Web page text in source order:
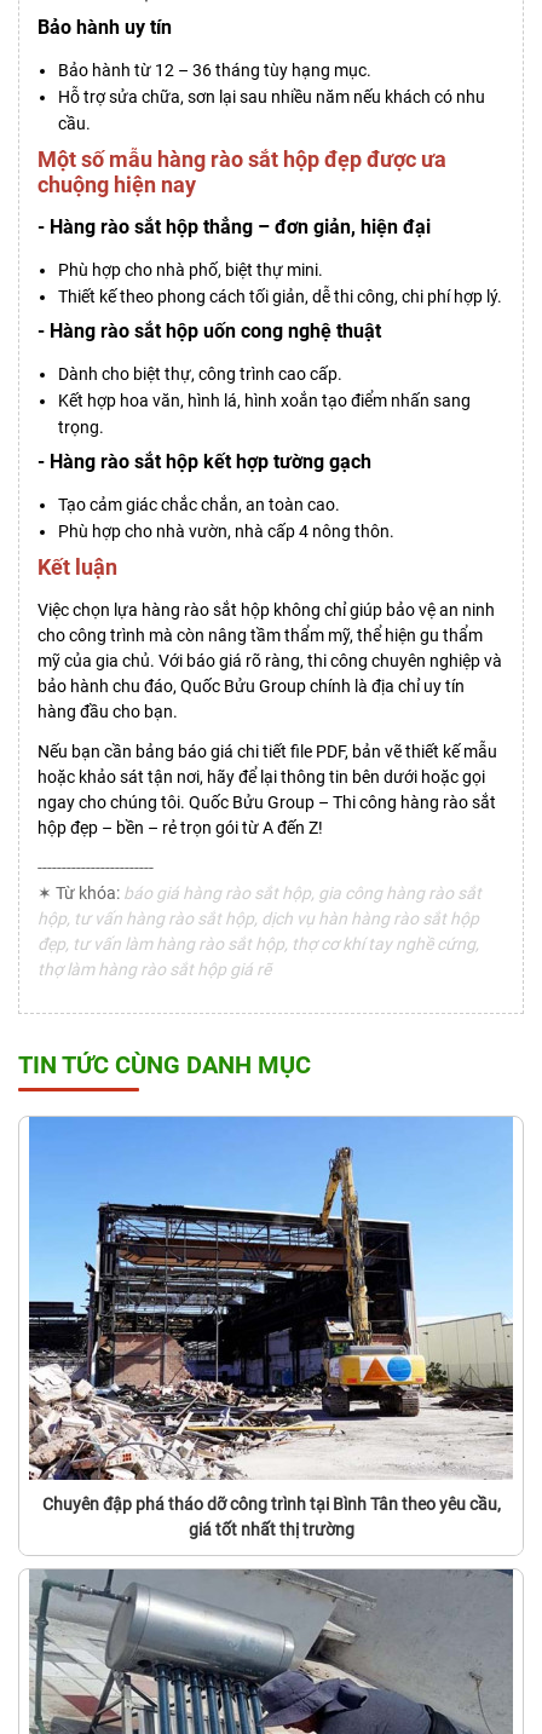
Bảo hành uy tín
Bảo hành từ 12 – 36 tháng tùy hạng mục.
Hỗ trợ sửa chữa, sơn lại sau nhiều năm nếu khách có nhu
cầu.
Một số mẫu hàng rào sắt hộp đẹp được ưa
chuộng hiện nay
- Hàng rào sắt hộp thẳng – đơn giản, hiện đại
Phù hợp cho nhà phố, biệt thự mini.
Thiết kế theo phong cách tối giản, dễ thi công, chi phí hợp lý.
- Hàng rào sắt hộp uốn cong nghệ thuật
Dành cho biệt thự, công trình cao cấp.
Kết hợp hoa văn, hình lá, hình xoắn tạo điểm nhấn sang
trọng.
- Hàng rào sắt hộp kết hợp tường gạch
Tạo cảm giác chắc chắn, an toàn cao.
Phù hợp cho nhà vườn, nhà cấp 4 nông thôn.
Kết luận
Việc chọn lựa hàng rào sắt hộp không chỉ giúp bảo vệ an ninh
cho công trình mà còn nâng tầm thẩm mỹ, thể hiện gu thẩm
mỹ của gia chủ. Với báo giá rõ ràng, thi công chuyên nghiệp và
bảo hành chu đáo, Quốc Bửu Group chính là địa chỉ uy tín
hàng đầu cho bạn.
Nếu bạn cần bảng báo giá chi tiết file PDF, bản vẽ thiết kế mẫu
hoặc khảo sát tận nơi, hãy để lại thông tin bên dưới hoặc gọi
ngay cho chúng tôi. Quốc Bửu Group – Thi công hàng rào sắt
hộp đẹp – bền – rẻ trọn gói từ A đến Z!
------------------------
✶ Từ khóa: báo giá hàng rào sắt hộp, gia công hàng rào sắt
hộp, tư vấn hàng rào sắt hộp, dịch vụ hàn hàng rào sắt hộp
đẹp, tư vấn làm hàng rào sắt hộp, thợ cơ khí tay nghề cứng,
thợ làm hàng rào sắt hộp giá rẽ
TIN TỨC CÙNG DANH MỤC
Chuyên đập phá tháo dỡ công trình tại Bình Tân theo yêu cầu,
giá tốt nhất thị trường